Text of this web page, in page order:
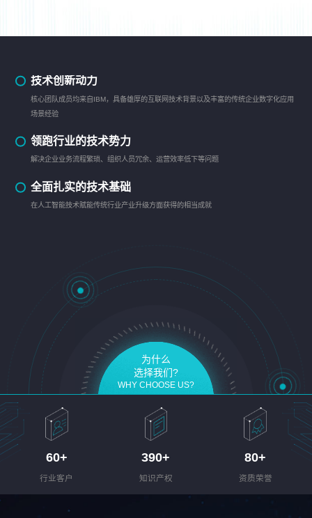
技术创新动力
核心团队成员均来自IBM，具备雄厚的互联网技术背景以及丰富的传统企业数字化应用
场景经验
领跑行业的技术势力
解决企业业务流程繁琐、组织人员冗余、运营效率低下等问题
全面扎实的技术基础
在人工智能技术赋能传统行业产业升级方面获得的相当成就
为什么
选择我们?
WHY CHOOSE US?
60+
行业客户
390+
知识产权
80+
资质荣誉